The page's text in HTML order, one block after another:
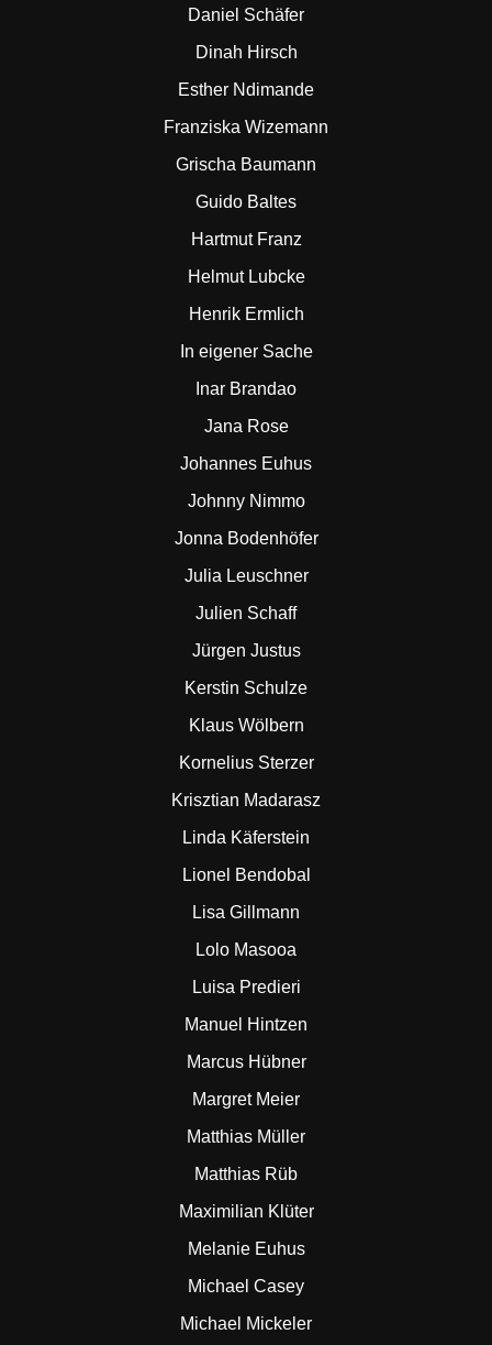
Daniel Schäfer
Dinah Hirsch
Esther Ndimande
Franziska Wizemann
Grischa Baumann
Guido Baltes
Hartmut Franz
Helmut Lubcke
Henrik Ermlich
In eigener Sache
Inar Brandao
Jana Rose
Johannes Euhus
Johnny Nimmo
Jonna Bodenhöfer
Julia Leuschner
Julien Schaff
Jürgen Justus
Kerstin Schulze
Klaus Wölbern
Kornelius Sterzer
Krisztian Madarasz
Linda Käferstein
Lionel Bendobal
Lisa Gillmann
Lolo Masooa
Luisa Predieri
Manuel Hintzen
Marcus Hübner
Margret Meier
Matthias Müller
Matthias Rüb
Maximilian Klüter
Melanie Euhus
Michael Casey
Michael Mickeler